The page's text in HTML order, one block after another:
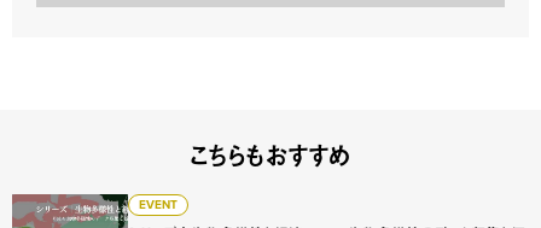
こちらもおすすめ
EVENT
シリーズ｜生物多様性と経済 Vol.4 生物多様性のデータ収